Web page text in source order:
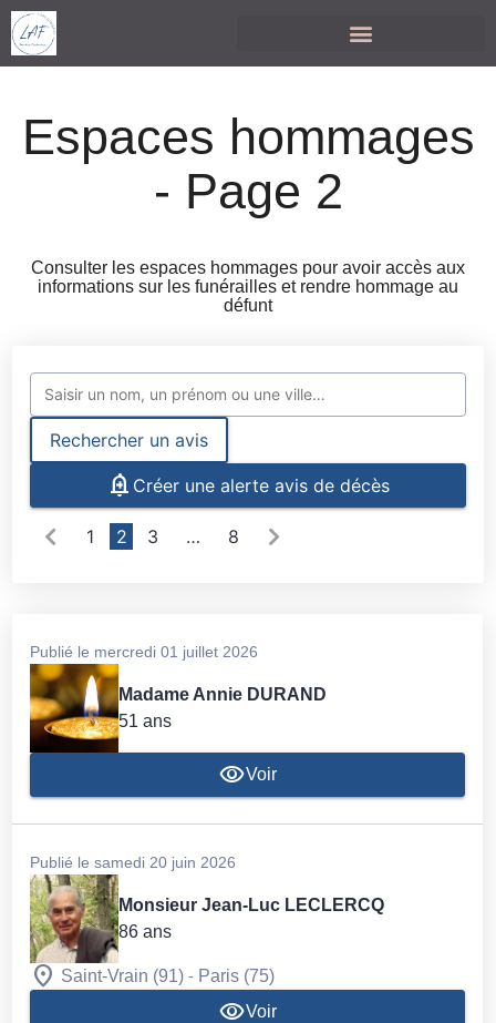
Espaces hommages
- Page 2
Consulter les espaces hommages pour avoir accès aux
informations sur les funérailles et rendre hommage au
défunt
Rechercher un avis
Créer une alerte avis de décès
1 2 3 … 8
Publié le mercredi 01 juillet 2026
Madame Annie DURAND
51 ans
Voir
Publié le samedi 20 juin 2026
Monsieur Jean-Luc LECLERCQ
86 ans
Saint-Vrain (91) - Paris (75)
Voir